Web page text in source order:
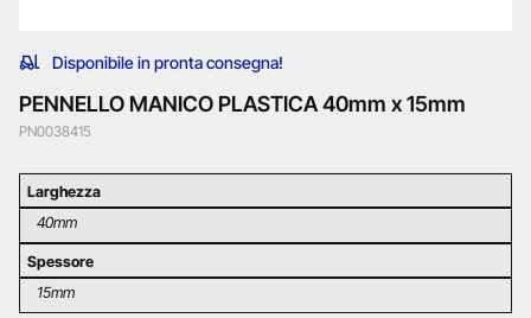
Disponibile in pronta consegna!
PENNELLO MANICO PLASTICA 40mm x 15mm
PN0038415
Larghezza
40mm
Spessore
15mm